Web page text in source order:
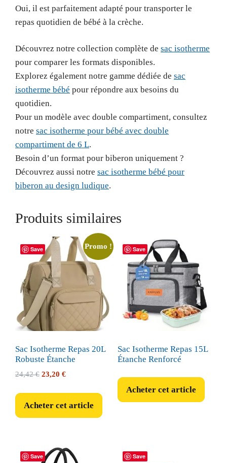
Oui, il est parfaitement adapté pour transporter le
repas quotidien de bébé à la crèche.
Découvrez notre collection complète de sac isotherme
pour comparer les formats disponibles.
Explorez également notre gamme dédiée de sac
isotherme bébé pour répondre aux besoins du
quotidien.
Pour un modèle avec double compartiment, consultez
notre sac isotherme pour bébé avec double
compartiment de 6 L.
Besoin d’un format pour biberon uniquement ?
Découvrez aussi notre sac isotherme bébé pour
biberon au design ludique.
Produits similaires
Save Promo !
Sac Isotherme Repas 20L
Robuste Étanche
24,42€ Le
était :
24,42 €.
23,20 €Le
est :
23,20 €.
Acheter cet article
Save
Sac Isotherme Repas 15L
Étanche Renforcé
Acheter cet article
Save Save